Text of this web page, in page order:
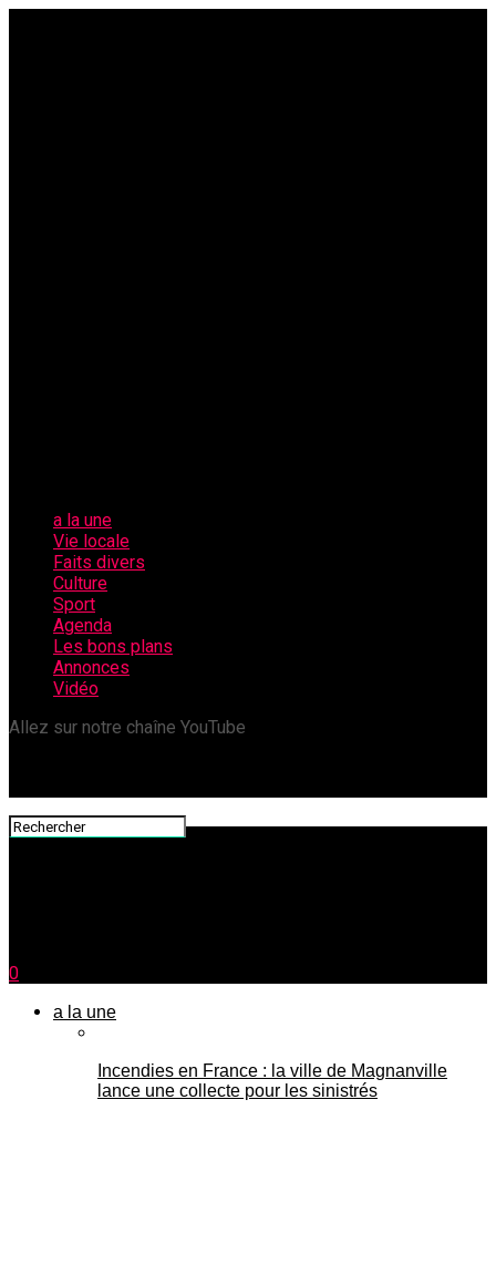
a la une
Vie locale
Faits divers
Culture
Sport
Agenda
Les bons plans
Annonces
Vidéo
Allez sur notre chaîne YouTube
0
a la une
Incendies en France : la ville de Magnanville
lance une collecte pour les sinistrés